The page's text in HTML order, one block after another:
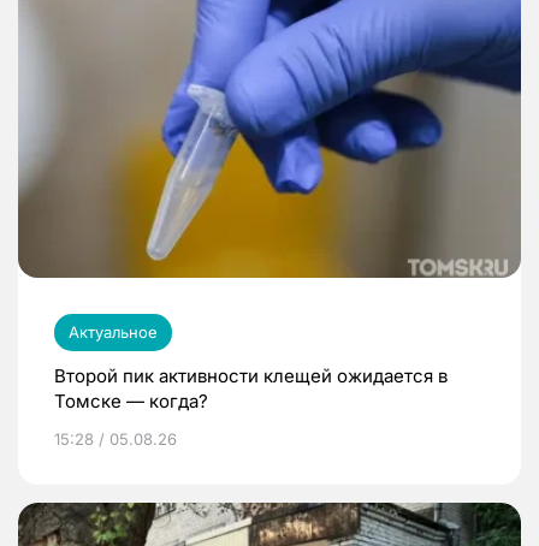
Актуальное
Второй пик активности клещей ожидается в
Томске — когда?
15:28 / 05.08.26